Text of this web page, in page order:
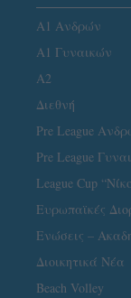
Α1 Ανδρών
Α1 Γυναικών
A2
Διεθνή
Pre League
Pre League
League Cup
Ευρωπαϊκές
Ενώσεις –
Διοικητικά Νέα
Beach Volley